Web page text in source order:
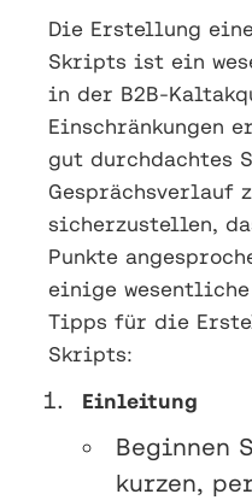
Die Erstellung
Skripts ist ein
in der B2B-
Einschränkungen
gut durchdachtes
Gesprächsverlauf
sicherzustellen,
Punkte
einige wesentliche
Tipps für die
Skripts:
Einleitung
Beginnen
kurzen,